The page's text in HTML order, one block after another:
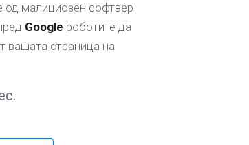
малициозен софтвер
Google роботите да
вашата страница на